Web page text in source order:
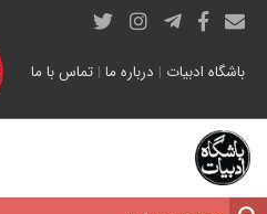
باشگاه ادبیات | درباره ما | تماس با ما